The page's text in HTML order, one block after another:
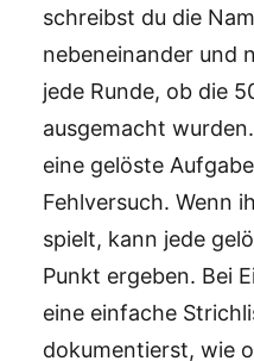
schreibst du die
nebeneinander und
jede Runde, ob die
ausgemacht
eine gelöste
Fehlversuch. Wenn
spielt, kann jede
Punkt ergeben. Bei
eine einfache
dokumentierst, wie